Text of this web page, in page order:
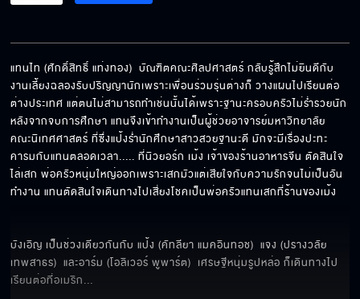
รักแท้แค่ขอบฟ้า EP.12
รักแท้แค่ขอบฟ้า EP.13
รักแท้แค่ขอบฟ้า EP.14
แทนไท (ศักดิ์สิทธิ์ แท่งทอง)  บัณฑิตคณะศิลปศาสตร์ กลับรู้สึกไม่ยินดีกับ
งานเลี้ยงฉลองรับปริญญานักเพราะเพื่อนร่วมรุ่นต่างก็ วางแผนไปเรียนต่อ
ต่างประเทศ แต่ตนไม่สามารถทำเช่นนั้นได้เพราะฐานะครอบครัวไม่ร่ำรวยนัก
หลังจากจบการศึกษา แทนจึงเข้าทำงานเป็นผู้ช่วยอาจารย์มหาวิทยาลัย
คณะนิเทศศาสตร์ ที่ซึ่งแป้งร่ำนักศึกษาสาวสวยฐานะดี มักจะมีเรื่องปะทะ
คารมกับแทนตลอดเวลา..... ที่นิวยอร์ก เม้ง เจ้าของร้านอาหารจีน ตัดสินใจ
ไล่เสก พ่อครัวหนุ่มใหญ่ออกเพราะเสกมัวแต่เสียใจกับความรักจนไม่เป็นอัน
ทำงาน แทนตัดสินใจเดินทางไปเสี่ยงโชคเป็นพ่อครัวแทนเสกที่ร้านของเม้ง
บังเอิญ เป็นช่วงเดียวกันกับ แป้ง (คัทลียา แมคอินทอช)  แจง (ปรางวลัย
เทพสาธร)  และอาร์ม (โอลิเวอร์ พูพาร์ต)  เศรษฐีหนุ่มรูปหล่อ ก็เดินทางไป
เรียนต่อที่อเมริก...